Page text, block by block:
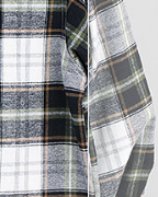
코 라이프